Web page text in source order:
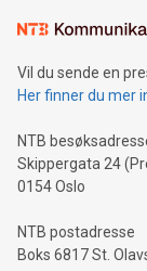
Vil du sende en
Her finner du mer
NTB
Skippergata 24
0154 Oslo
NTB postadresse
Boks 6817 St.